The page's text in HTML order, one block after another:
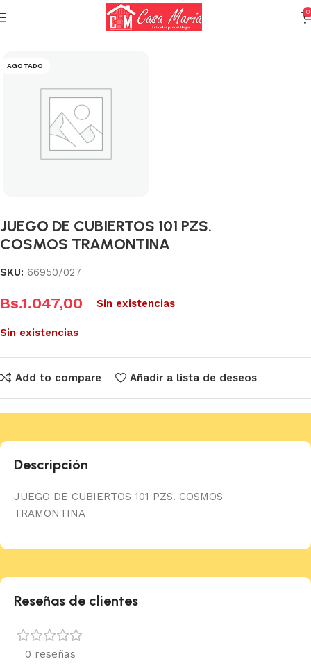
0
Varios (Menaje)
AGOTADO
JUEGO DE CUBIERTOS 101 PZS.
COSMOS TRAMONTINA
SKU: 66950/027
Bs.1.047,00 Sin existencias
Sin existencias
Add to compare Añadir a lista de deseos
Descripción
JUEGO DE CUBIERTOS 101 PZS. COSMOS
TRAMONTINA
Reseñas de clientes
0 reseñas